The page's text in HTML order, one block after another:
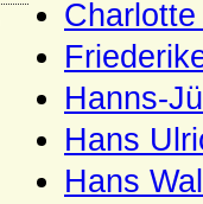
Hanns-
Hans
Hans